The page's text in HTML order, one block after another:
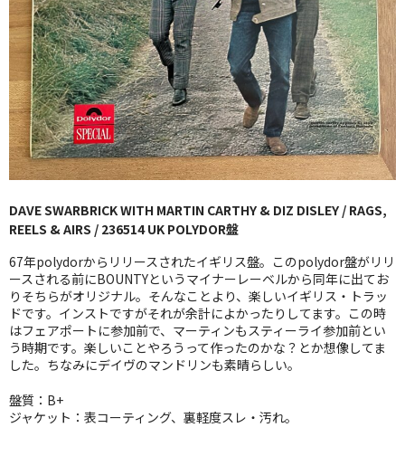
新譜
GG RECORD （当店のレーベル）
全商品
JAZZ-US
BLUE NOTE
JAZZ-JP
JAZZ-VOCAL
J-POP
ROCK
WORLD
DAVE SWARBRICK WITH MARTIN CARTHY & DIZ DISLEY / RAGS,
REELS & AIRS / 236514 UK POLYDOR盤
67年polydorからリリースされたイギリス盤。このpolydor盤がリリ
ースされる前にBOUNTYというマイナーレーベルから同年に出てお
りそちらがオリジナル。そんなことより、楽しいイギリス・トラッ
ドです。インストですがそれが余計によかったりしてます。この時
はフェアポートに参加前で、マーティンもスティーライ参加前とい
う時期です。楽しいことやろうって作ったのかな？とか想像してま
した。ちなみにデイヴのマンドリンも素晴らしい。
盤質：B+
ジャケット：表コーティング、裏軽度スレ・汚れ。